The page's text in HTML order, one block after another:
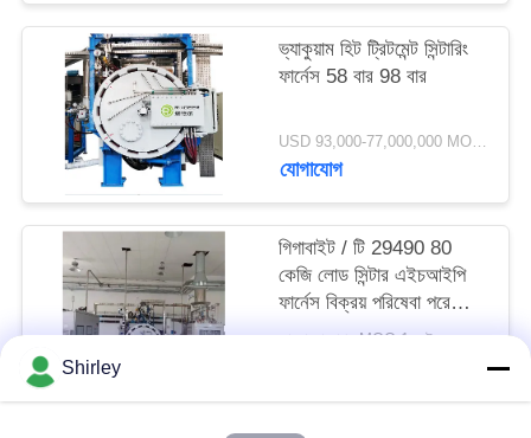
ভ্যাকুয়াম হিট ট্রিটমেন্ট সিন্টারিং
ফার্নেস 58 বার 98 বার
USD 93,000-77,000,000 MOQ:1 সেট
যোগাযোগ
গিগাবাইট / টি 29490 80
কেজি লোড সিন্টার এইচআইপি
ফার্নেস বিক্রয় পরিষেবা পরে
সময়মতো সুপারহার্ড অ্যালোজ
আলোচনাযোগ্য MOQ:1 সেট
Shirley